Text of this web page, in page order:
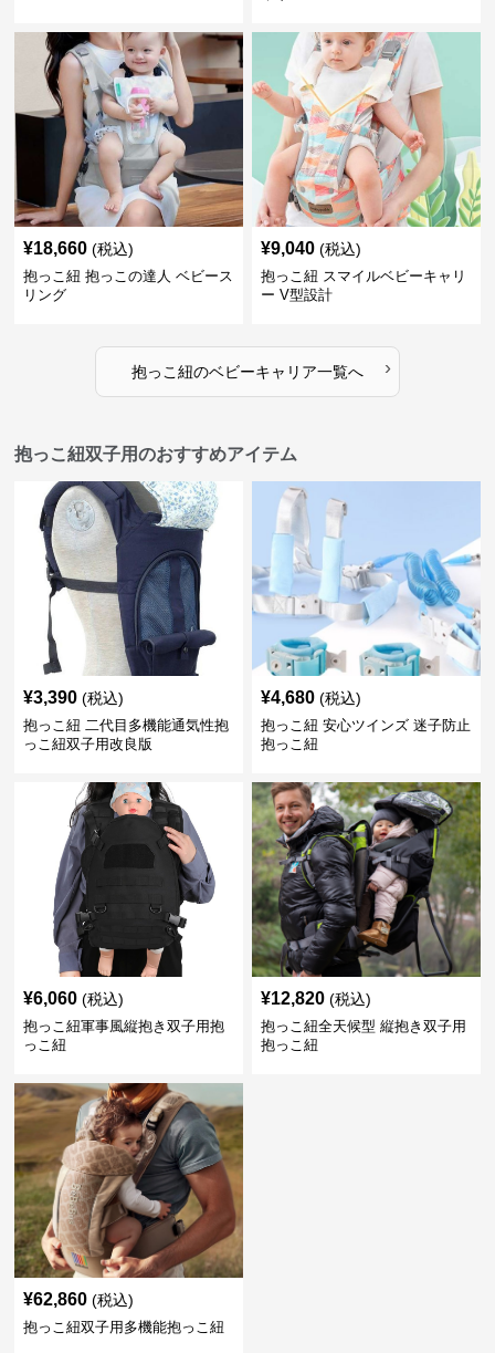
¥18,660 (税込)
抱っこ紐 抱っこの達人 ベビース
リング
¥9,040 (税込)
抱っこ紐 スマイルベビーキャリ
ー V型設計
抱っこ紐のベビーキャリア一覧へ ›
抱っこ紐双子用のおすすめアイテム
¥3,390 (税込)
抱っこ紐 二代目多機能通気性抱
っこ紐双子用改良版
¥4,680 (税込)
抱っこ紐 安心ツインズ 迷子防止
抱っこ紐
¥6,060 (税込)
抱っこ紐軍事風縦抱き双子用抱
っこ紐
¥12,820 (税込)
抱っこ紐全天候型 縦抱き双子用
抱っこ紐
¥62,860 (税込)
抱っこ紐双子用多機能抱っこ紐